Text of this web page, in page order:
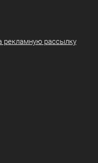
рекламную рассылку